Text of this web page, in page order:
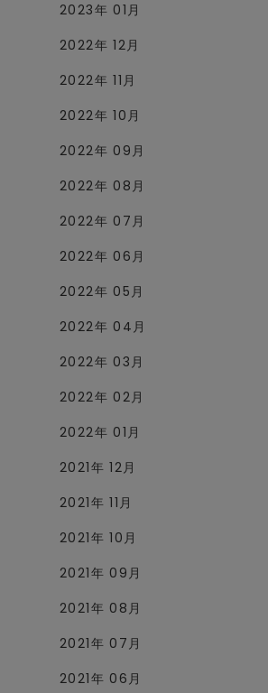
2023年 01月
2022年 12月
2022年 11月
2022年 10月
2022年 09月
2022年 08月
2022年 07月
2022年 06月
2022年 05月
2022年 04月
2022年 03月
2022年 02月
2022年 01月
2021年 12月
2021年 11月
2021年 10月
2021年 09月
2021年 08月
2021年 07月
2021年 06月